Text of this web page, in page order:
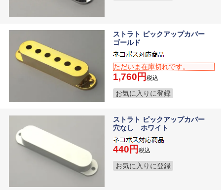
ストラト ピックアップカバー
ゴールド
ただいま在庫切れです。
1,760 税込
お気に入りに登録
ストラト ピックアップカバー
穴なし ホワイト
440 税込
お気に入りに登録